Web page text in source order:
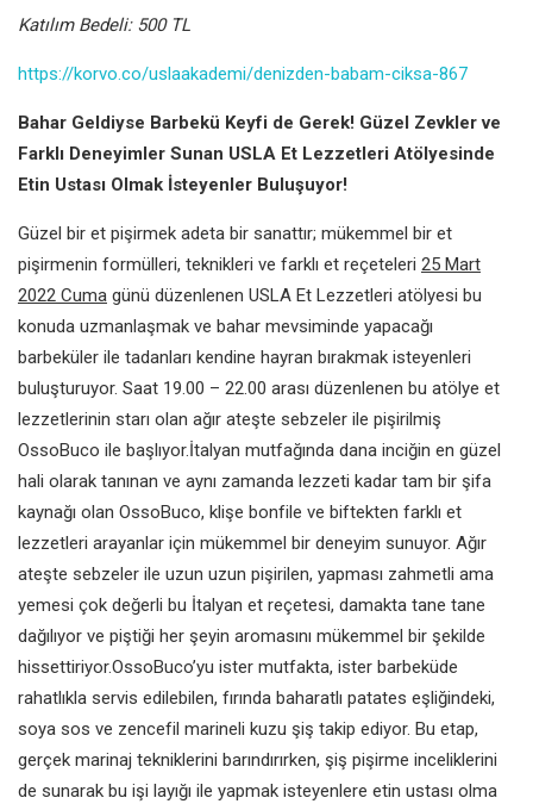
Katılım Bedeli: 500 TL
https://korvo.co/uslaakademi/denizden-babam-ciksa-867
Bahar Geldiyse Barbekü Keyfi de Gerek! Güzel Zevkler ve
Farklı Deneyimler Sunan USLA Et Lezzetleri Atölyesinde
Etin Ustası Olmak İsteyenler Buluşuyor!
Güzel bir et pişirmek adeta bir sanattır; mükemmel bir et
pişirmenin formülleri, teknikleri ve farklı et reçeteleri 25 Mart
2022 Cuma günü düzenlenen USLA Et Lezzetleri atölyesi bu
konuda uzmanlaşmak ve bahar mevsiminde yapacağı
barbeküler ile tadanları kendine hayran bırakmak isteyenleri
buluşturuyor. Saat 19.00 – 22.00 arası düzenlenen bu atölye et
lezzetlerinin starı olan ağır ateşte sebzeler ile pişirilmiş
OssoBuco ile başlıyor.İtalyan mutfağında dana inciğin en güzel
hali olarak tanınan ve aynı zamanda lezzeti kadar tam bir şifa
kaynağı olan OssoBuco, klişe bonfile ve biftekten farklı et
lezzetleri arayanlar için mükemmel bir deneyim sunuyor. Ağır
ateşte sebzeler ile uzun uzun pişirilen, yapması zahmetli ama
yemesi çok değerli bu İtalyan et reçetesi, damakta tane tane
dağılıyor ve piştiği her şeyin aromasını mükemmel bir şekilde
hissettiriyor.OssoBuco’yu ister mutfakta, ister barbeküde
rahatlıkla servis edilebilen, fırında baharatlı patates eşliğindeki,
soya sos ve zencefil marineli kuzu şiş takip ediyor. Bu etap,
gerçek marinaj tekniklerini barındırırken, şiş pişirme inceliklerini
de sunarak bu işi layığı ile yapmak isteyenlere etin ustası olma